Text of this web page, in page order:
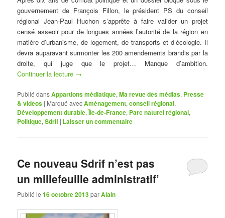
gouvernement de François Fillon, le président PS du conseil
régional Jean-Paul Huchon s’apprête à faire valider un projet
censé asseoir pour de longues années l’autorité de la région en
matière d’urbanisme, de logement, de transports et d’écologie. Il
devra auparavant surmonter les 200 amendements brandis par la
droite, qui juge que le projet… Manque d’ambition.
Continuer la lecture →
Publié dansAppartions médiatique,Ma revue des médias, Presse
& videos | Marqué avecAménagement,conseil régional,
Développement durable,Île-de-France, Parc naturel régional,
Politique,Sdrif | Laisser un commentaire
Ce nouveau Sdrif n’est pas
un millefeuille administratif’
Publié le16 octobre 2013parAlain